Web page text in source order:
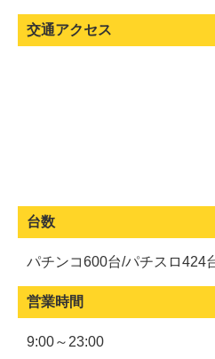
交通アクセス
台数
パチンコ600台/パチスロ424
営業時間
9:00～23:00